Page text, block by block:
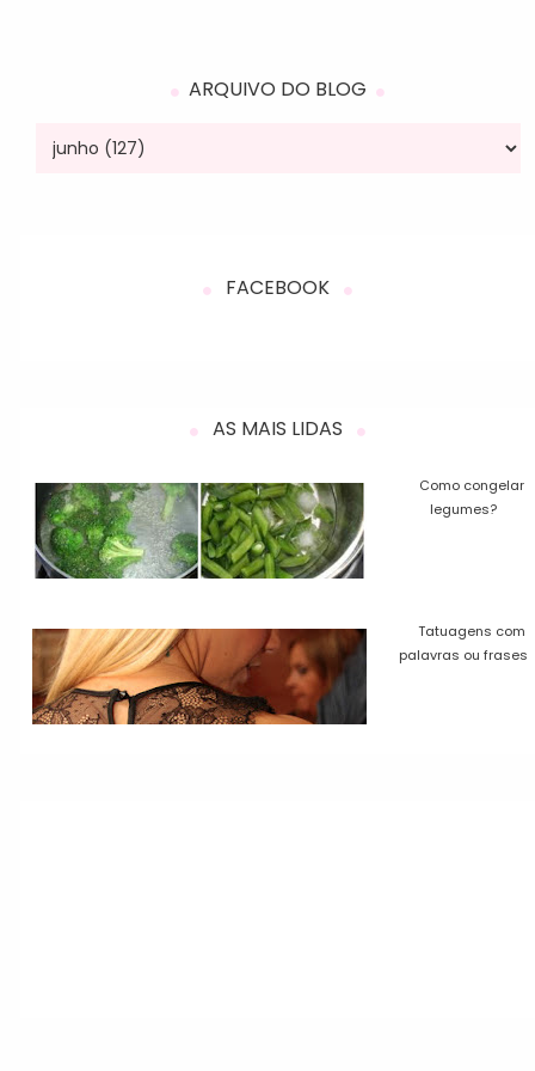
ARQUIVO DO BLOG
FACEBOOK
AS MAIS LIDAS
Como congelar
legumes?
Tatuagens com
palavras ou frases